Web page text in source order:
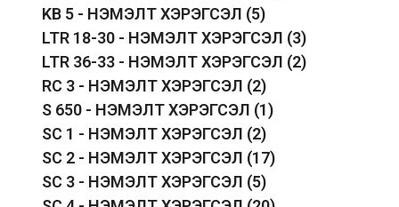
KB 5 - НЭМЭЛТ ХЭРЭГСЭЛ (5)
LTR 18-30 - НЭМЭЛТ ХЭРЭГСЭЛ (3)
LTR 36-33 - НЭМЭЛТ ХЭРЭГСЭЛ (2)
RC 3 - НЭМЭЛТ ХЭРЭГСЭЛ (2)
S 650 - НЭМЭЛТ ХЭРЭГСЭЛ (1)
SC 1 - НЭМЭЛТ ХЭРЭГСЭЛ (2)
SC 2 - НЭМЭЛТ ХЭРЭГСЭЛ (17)
SC 3 - НЭМЭЛТ ХЭРЭГСЭЛ (5)